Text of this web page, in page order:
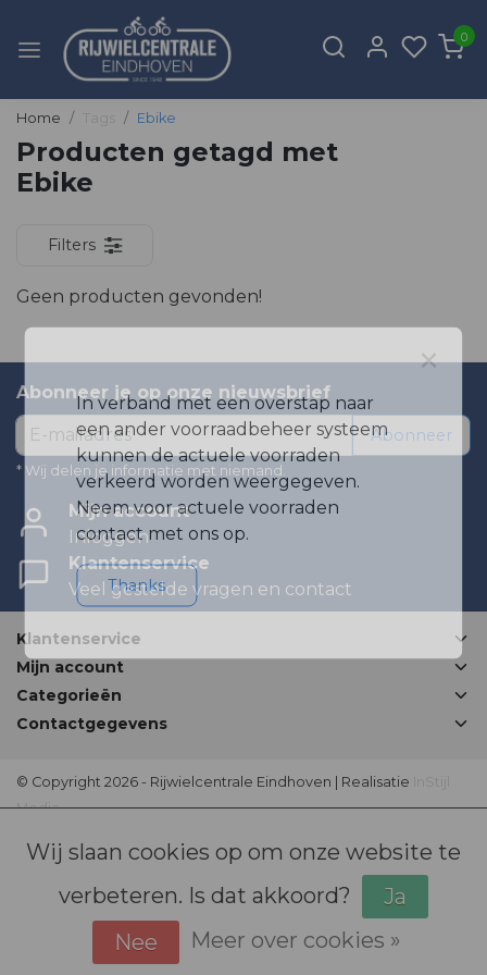
0
Home Ebike
Producten getagd met
Ebike
Filters
Geen producten gevonden!
Abonneer je op onze nieuwsbrief
Abonneer
* Wij delen je informatie met niemand.
Mijn account
Inloggen
Klantenservice
Veel gestelde vragen en contact
Klantenservice
Mijn account
Categorieën
Contactgegevens
© Copyright 2026 - Rijwielcentrale Eindhoven | Realisatie
Media
×
In verband met een overstap naar
een ander voorraadbeheer systeem
kunnen de actuele voorraden
verkeerd worden weergegeven.
Neem voor actuele voorraden
contact met ons op.
Thanks
Wij slaan cookies op om onze website te
verbeteren. Is dat akkoord?
Ja
Nee
Meer over cookies »